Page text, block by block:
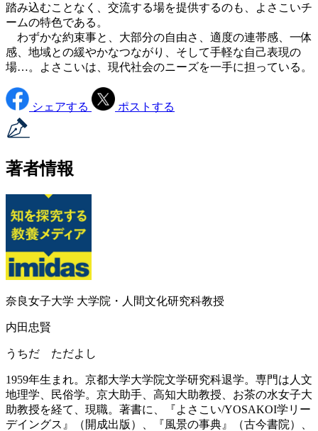
踏み込むことなく、交流する場を提供するのも、よさこいチ
ームの特色である。
わずかな約束事と、大部分の自由さ、適度の連帯感、一体
感、地域との緩やかなつながり、そして手軽な自己表現の
場…。よさこいは、現代社会のニーズを一手に担っている。
シェアする ポストする
著者情報
奈良女子大学 大学院・人間文化研究科教授
内田忠賢
うちだ ただよし
1959年生まれ。京都大学大学院文学研究科退学。専門は人文
地理学、民俗学。京大助手、高知大助教授、お茶の水女子大
助教授を経て、現職。著書に、『よさこい/YOSAKOI学リー
デイングス』（開成出版）、『風景の事典』（古今書院）、